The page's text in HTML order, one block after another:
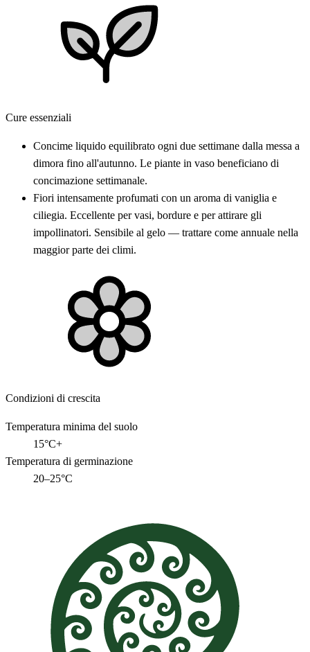
Cure essenziali
Concime liquido equilibrato ogni due settimane dalla messa a
dimora fino all'autunno. Le piante in vaso beneficiano di
concimazione settimanale.
Fiori intensamente profumati con un aroma di vaniglia e
ciliegia. Eccellente per vasi, bordure e per attirare gli
impollinatori. Sensibile al gelo — trattare come annuale nella
maggior parte dei climi.
Condizioni di crescita
Temperatura minima del suolo
15°C+
Temperatura di germinazione
20–25°C